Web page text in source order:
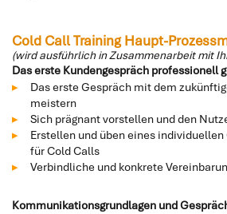
Cold Call Training Haupt-
(wird ausführlich in Zusammenarbeit mit
Das erste Kundengespräch professionell
Das erste Gespräch mit dem
meistern
Sich prägnant vorstellen und den
Erstellen und üben eines
für Cold Calls
Verbindliche und konkrete
Kommunikationsgrundlagen und